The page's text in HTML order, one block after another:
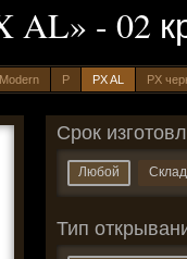
AL» - 02
Modern P PX AL PX
Срок
Любой
Тип